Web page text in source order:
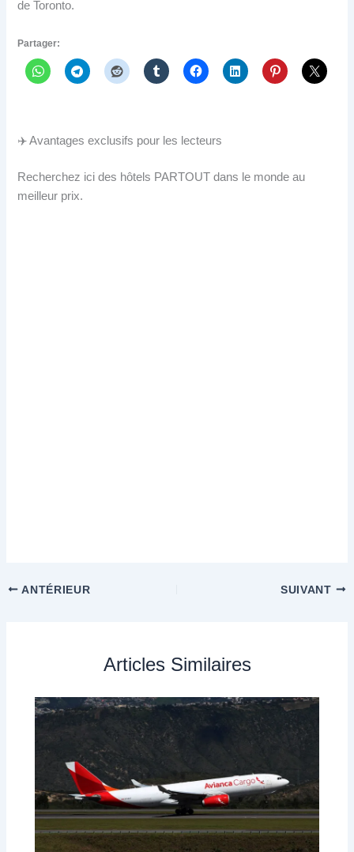
de Toronto.
Partager:
✈️ Avantages exclusifs pour les lecteurs
Recherchez ici des hôtels PARTOUT dans le monde au
meilleur prix.
ANTÉRIEUR SUIVANT
Articles Similaires